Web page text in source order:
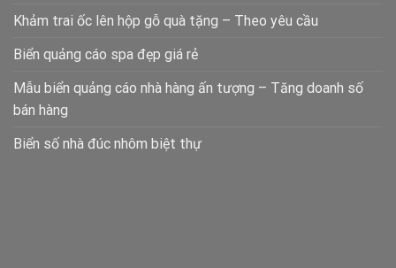
Khảm trai ốc lên hộp gỗ quà tặng – Theo yêu cầu
Biển quảng cáo spa đẹp giá rẻ
Mẫu biển quảng cáo nhà hàng ấn tượng – Tăng doanh số
bán hàng
Biển số nhà đúc nhôm biệt thự